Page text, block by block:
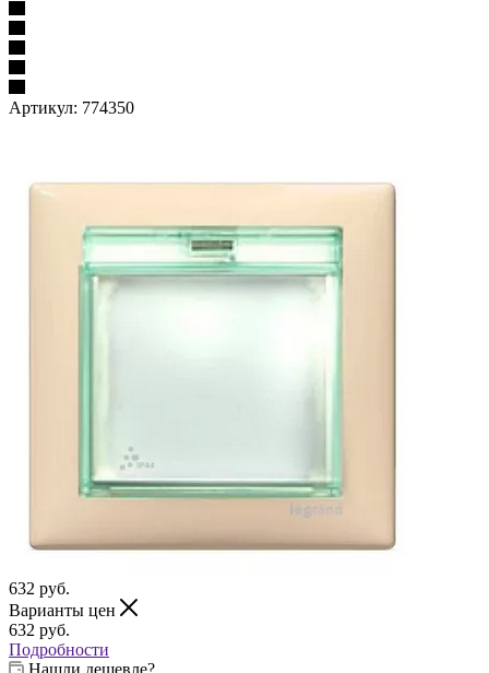
Артикул: 774350
632 руб.
Варианты цен
632 руб.
Подробности
Нашли дешевле?